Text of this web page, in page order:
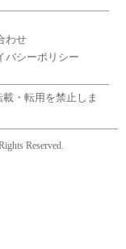
わせ
バシーポリシー
・転用を禁止しま
Reserved.